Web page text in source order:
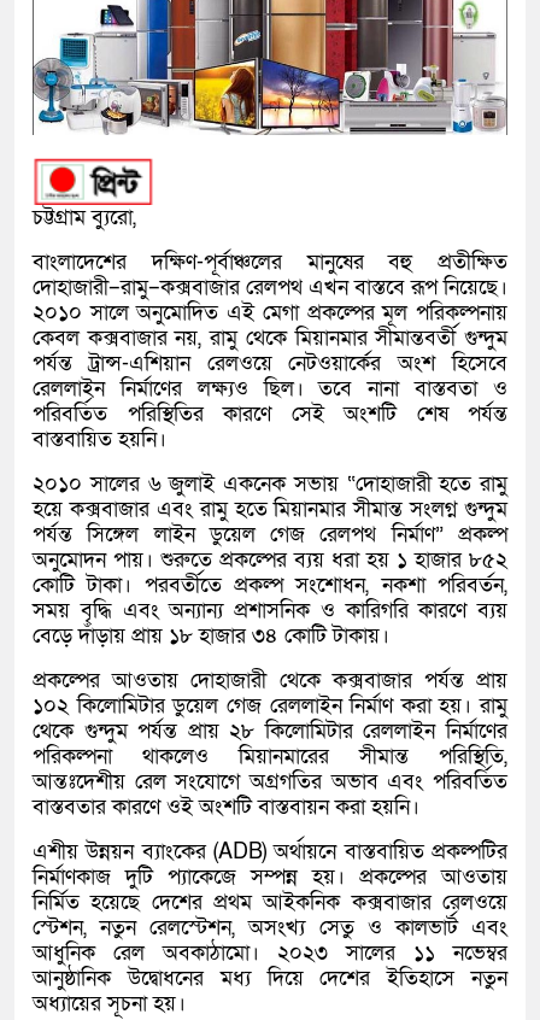
চট্টগ্রাম ব্যুরো,
বাংলাদেশের দক্ষিণ-পূর্বাঞ্চলের মানুষের বহু প্রতীক্ষিত
দোহাজারী–রামু–কক্সবাজার রেলপথ এখন বাস্তবে রূপ নিয়েছে।
২০১০ সালে অনুমোদিত এই মেগা প্রকল্পের মূল পরিকল্পনায়
কেবল কক্সবাজার নয়, রামু থেকে মিয়ানমার সীমান্তবর্তী গুন্দুম
পর্যন্ত ট্রান্স-এশিয়ান রেলওয়ে নেটওয়ার্কের অংশ হিসেবে
রেললাইন নির্মাণের লক্ষ্যও ছিল। তবে নানা বাস্তবতা ও
পরিবর্তিত পরিস্থিতির কারণে সেই অংশটি শেষ পর্যন্ত
বাস্তবায়িত হয়নি।
২০১০ সালের ৬ জুলাই একনেক সভায় “দোহাজারী হতে রামু
হয়ে কক্সবাজার এবং রামু হতে মিয়ানমার সীমান্ত সংলগ্ন গুন্দুম
পর্যন্ত সিঙ্গেল লাইন ডুয়েল গেজ রেলপথ নির্মাণ” প্রকল্প
অনুমোদন পায়। শুরুতে প্রকল্পের ব্যয় ধরা হয় ১ হাজার ৮৫২
কোটি টাকা। পরবর্তীতে প্রকল্প সংশোধন, নকশা পরিবর্তন,
সময় বৃদ্ধি এবং অন্যান্য প্রশাসনিক ও কারিগরি কারণে ব্যয়
বেড়ে দাঁড়ায় প্রায় ১৮ হাজার ৩৪ কোটি টাকায়।
প্রকল্পের আওতায় দোহাজারী থেকে কক্সবাজার পর্যন্ত প্রায়
১০২ কিলোমিটার ডুয়েল গেজ রেললাইন নির্মাণ করা হয়। রামু
থেকে গুন্দুম পর্যন্ত প্রায় ২৮ কিলোমিটার রেললাইন নির্মাণের
পরিকল্পনা থাকলেও মিয়ানমারের সীমান্ত পরিস্থিতি,
আন্তঃদেশীয় রেল সংযোগে অগ্রগতির অভাব এবং পরিবর্তিত
বাস্তবতার কারণে ওই অংশটি বাস্তবায়ন করা হয়নি।
এশীয় উন্নয়ন ব্যাংকের (ADB) অর্থায়নে বাস্তবায়িত প্রকল্পটির
নির্মাণকাজ দুটি প্যাকেজে সম্পন্ন হয়। প্রকল্পের আওতায়
নির্মিত হয়েছে দেশের প্রথম আইকনিক কক্সবাজার রেলওয়ে
স্টেশন, নতুন রেলস্টেশন, অসংখ্য সেতু ও কালভার্ট এবং
আধুনিক রেল অবকাঠামো। ২০২৩ সালের ১১ নভেম্বর
আনুষ্ঠানিক উদ্বোধনের মধ্য দিয়ে দেশের ইতিহাসে নতুন
অধ্যায়ের সূচনা হয়।